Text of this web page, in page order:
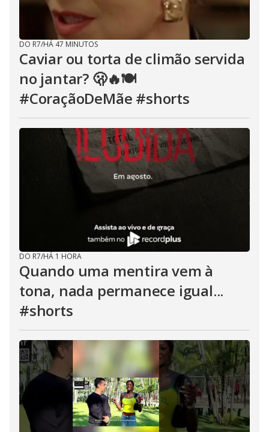
DO R7/HÁ 47 MINUTOS
Caviar ou torta de climão servida
no jantar? 🫢🔥🍽️
#CoraçãoDeMãe #shorts
DO R7/HÁ 1 HORA
Quando uma mentira vem à
tona, nada permanece igual...
#shorts